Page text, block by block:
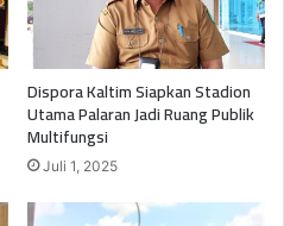
Dispora Kaltim Siapkan Stadion
Utama Palaran Jadi Ruang Publik
Multifungsi
Juli 1, 2025